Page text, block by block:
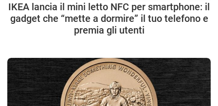
IKEA lancia il mini letto NFC per smartphone: il
gadget che “mette a dormire” il tuo telefono e
premia gli utenti